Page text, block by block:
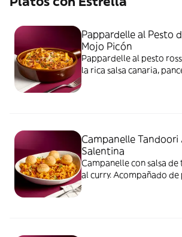
Pappardelle al Pesto
Mojo Picón
Pappardelle al pesto
la rica salsa canaria,
Campanelle Tandoori
Salentina
Campanelle con salsa
al curry. Acompañado